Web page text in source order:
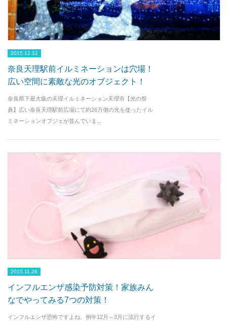
2015.12.12
奈良天理駅前イルミネーションは穴場！
広い空間に素敵な光のオブジェクト！
奈良県下最大級の天理イルミネーション天理市【光の祭
典】広い奈良天理駅前広場にて約26万個の光を使ったイル
ミネーションオブジェが並んでいま...
2015.11.26
インフルエンザ感染予防対策！家族みん
なでやってみる7つの対策！
インフルエンザ恐怖ですよね。例年12月～3月に流行するイ